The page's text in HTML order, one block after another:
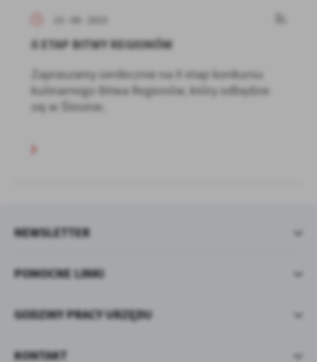
23 - 08 - 2023
II ETAP BITWY REGIONÓW
Zapraszamy serdecznie na II etap konkursu
kulinarnego Bitwa Regionów, który odbędzie
się w Ślesinie.
POMOCNE LINKI
NEWSLETTER
GODZINY PRACY URZĘDU
KONTAKT